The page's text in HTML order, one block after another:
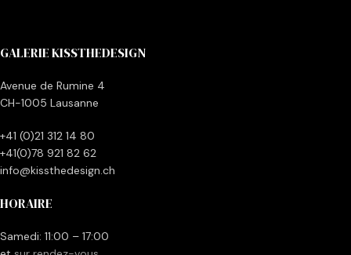
GALERIE KISSTHEDESIGN
Avenue de Rumine 4
CH-1005 Lausanne
+41 (0)21 312 14 80
+41(0)78 921 82 62
info@kissthedesign.ch
HORAIRE
Samedi: 11:00 – 17:00